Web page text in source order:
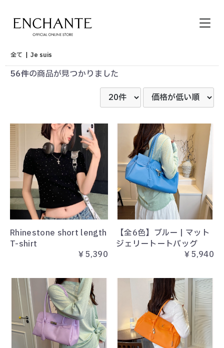
その他サイトメニュー
カートを見る
LOGIN
全て | Je suis
56件の商品が見つかりました
Rhinestone short length
T-shirt
￥5,390
【全6色】ブルー | マット
ジェリートートバッグ
￥5,940